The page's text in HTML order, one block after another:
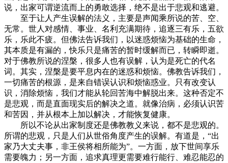
说，出家可谓逆流而上的勇敢选择，绝不是出于悲观和逃避。
至于让人产生误解的法义，主要是声闻乘所说的苦、空、
无常。世人对感情、事业、名利充满期待，追逐三有乐，五欲
乐，乐此不疲。但佛法告诉我们，以迷惑烦恼为基础的生命，
其本质是有漏的，快乐只是痛苦的暂时缓解而已，转瞬即逝。
对于佛教所说的涅槃，很多人也有误解，认为是死亡的代名
词。其实，涅槃是要平息内在的迷惑和烦恼。佛教告诉我们，
一切痛苦的根源，是来自错误认识和烦恼惑业。只有改变认
识，消除烦恼，我们才能从轮回苦海中解脱出来。这种否定不
是悲观，而是直面现实后的解决之道。就像治病，必须认识苦
和苦因，并从根本上加以解决，才能恢复健康。
所以不论从出家制度还是佛教教义来说，都不是悲观的。
所谓的悲观，只是人们从世俗角度产生的误解。有道是，“出
家乃大丈夫事，非王侯将相所能为”。一方面，放下世间享乐
需要魄力；另一方面，追求真理更需要难行能行、难忍能忍的